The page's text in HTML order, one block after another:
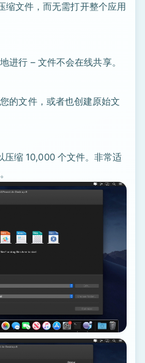
文件，而无需打开整个应用
进行 – 文件不会在线共享。
的文件，或者也创建原始文
缩 10,000 个文件。非常适